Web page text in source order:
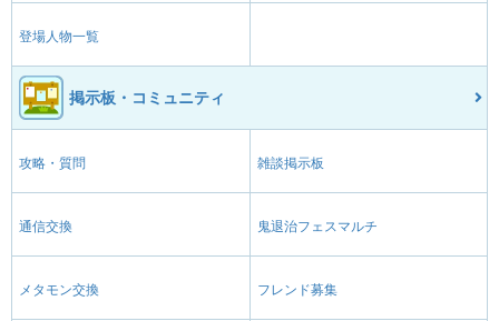
登場人物一覧
掲示板・コミュニティ
攻略・質問 雑談掲示板
通信交換 鬼退治フェスマルチ
メタモン交換 フレンド募集